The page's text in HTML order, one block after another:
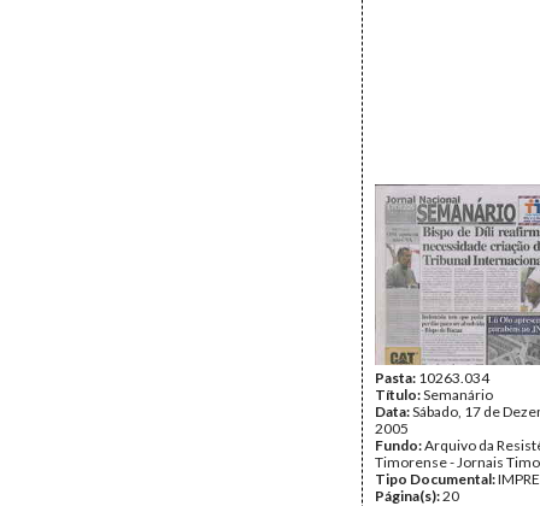
Pasta: 10263.034
Título:Semanário
Data:Sábado, 17 de
2005
Fundo:Arquivo da
Timorense - Jornais
Tipo Documental:
Página(s):20